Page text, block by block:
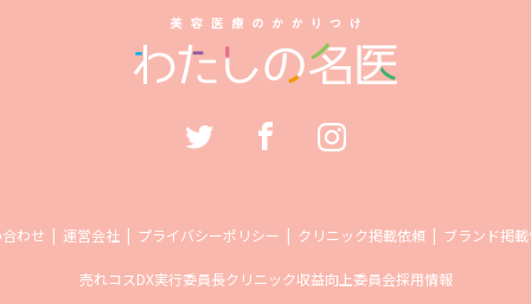
わせ 運営会社 プライバシーポリシー クリニック掲載依頼 ブランド掲
売れコスDX実行委員長クリニック収益向上委員会採用情報